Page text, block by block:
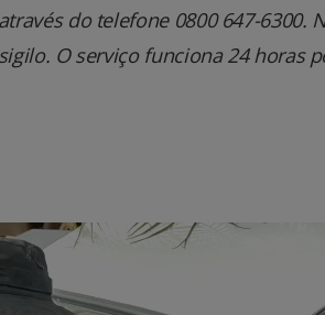
do telefone 0800 647-6300.
O serviço funciona 24 horas